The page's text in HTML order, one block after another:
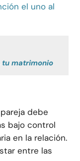
el uno al
tu matrimonio
debe
bajo control
en la relación.
entre las